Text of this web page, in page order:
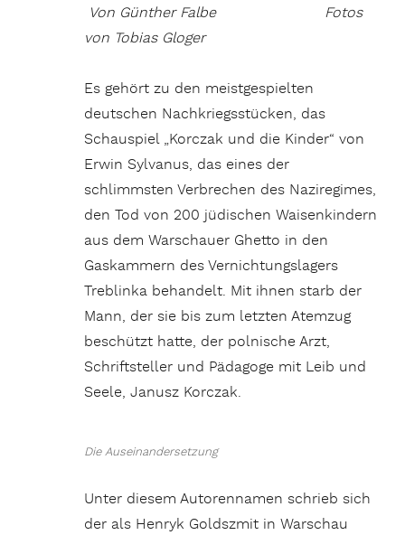
Von Günther Falbe Fotos
von Tobias Gloger
Es gehört zu den meistgespielten
deutschen Nachkriegsstücken, das
Schauspiel „Korczak und die Kinder“ von
Erwin Sylvanus, das eines der
schlimmsten Verbrechen des Naziregimes,
den Tod von 200 jüdischen Waisenkindern
aus dem Warschauer Ghetto in den
Gaskammern des Vernichtungslagers
Treblinka behandelt. Mit ihnen starb der
Mann, der sie bis zum letzten Atemzug
beschützt hatte, der polnische Arzt,
Schriftsteller und Pädagoge mit Leib und
Seele, Janusz Korczak.
Die Auseinandersetzung
Unter diesem Autorennamen schrieb sich
der als Henryk Goldszmit in Warschau